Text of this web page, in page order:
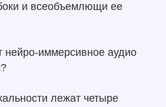
и всеобъемлющи ее
нейро-иммерсивное аудио
лежат четыре